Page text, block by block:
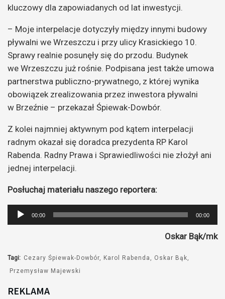
kluczowy dla zapowiadanych od lat inwestycji.
– Moje interpelacje dotyczyły między innymi budowy
pływalni we Wrzeszczu i przy ulicy Krasickiego 10.
Sprawy realnie posunęły się do przodu. Budynek
we Wrzeszczu już rośnie. Podpisana jest także umowa
partnerstwa publiczno-prywatnego, z której wynika
obowiązek zrealizowania przez inwestora pływalni
w Brzeźnie – przekazał Śpiewak-Dowbór.
Z kolei najmniej aktywnym pod kątem interpelacji
radnym okazał się doradca prezydenta RP Karol
Rabenda. Radny Prawa i Sprawiedliwości nie złożył ani
jednej interpelacji.
Posłuchaj materiału naszego reportera:
Odtwarzacz
plików
00:00 00:00
Oskar Bąk/mk
Tagi: Cezary Śpiewak-Dowbór Karol Rabenda
Oskar Bąk
Przemysław Majewski
REKLAMA